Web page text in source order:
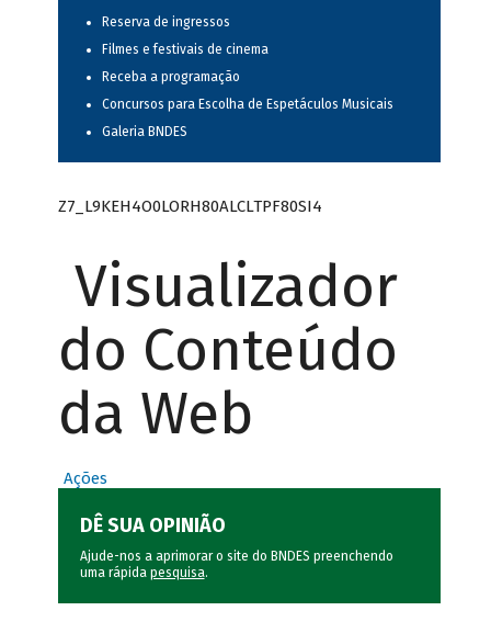
Reserva de ingressos
Filmes e festivais de cinema
Receba a programação
Concursos para Escolha de Espetáculos Musicais
Galeria BNDES
Z7_L9KEH4O0LORH80ALCLTPF80SI4
Visualizador
do Conteúdo
da Web
Ações
DÊ SUA OPINIÃO
Ajude-nos a aprimorar o site do BNDES preenchendo
uma rápida pesquisa.